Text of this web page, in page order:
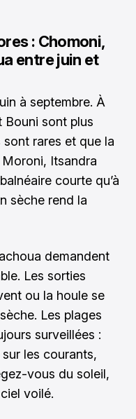
: Chomoni,
entre juin et
à septembre. À
Bouni sont plus
rares et que la
Itsandra
courte qu’à
sèche rend la
demandent
Les sorties
ou la houle se
Les plages
surveillées :
les courants,
vous du soleil,
voilé.